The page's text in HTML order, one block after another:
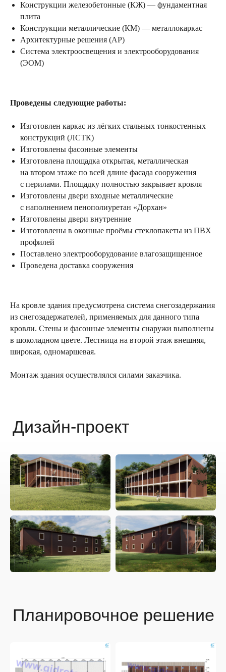
Конструкции железобетонные (КЖ) — фундаментная
плита
Конструкции металлические (КМ) — металлокаркас
Архитектурные решения (АР)
Система электроосвещения и электрооборудования
(ЭОМ)
Проведены следующие работы:
Изготовлен каркас из лёгких стальных тонкостенных
конструкций (ЛСТК)
Изготовлены фасонные элементы
Изготовлена площадка открытая, металлическая
на втором этаже по всей длине фасада сооружения
с перилами. Площадку полностью закрывает кровля
Изготовлены двери входные металлические
с наполнением пенополиуретан «Дорхан»
Изготовлены двери внутренние
Изготовлены в оконные проёмы стеклопакеты из ПВХ
профилей
Поставлено электрооборудование влагозащищенное
Проведена доставка сооружения
На кровле здания предусмотрена система снегозадержания
из снегозадержателей, применяемых для данного типа
кровли. Стены и фасонные элементы снаружи выполнены
в шоколадном цвете. Лестница на второй этаж внешняя,
широкая, одномаршевая.
Монтаж здания осуществлялся силами заказчика.
Планировочное решение
Отгрузка